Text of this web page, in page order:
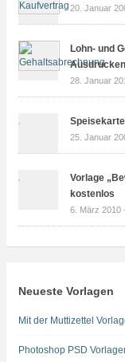
20. Januar
Lohn- und
Ausdrucken
28. Januar
25. Januar
Vorlage
kostenlos
6. März 2010 -
Neueste Vorlagen
Mit der Muttizettel
Photoshop PSD